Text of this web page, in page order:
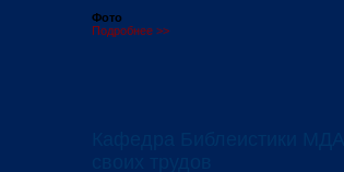
Фото
Подробнее >>